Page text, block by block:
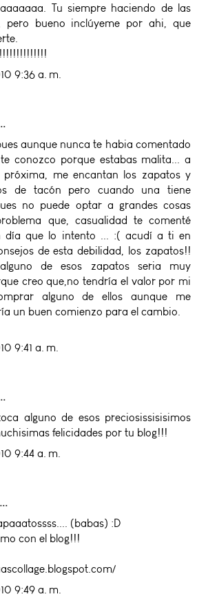
Tu siempre haciendo de las
pero bueno inclúyeme por ahi, que
9:36 a. m.
aunque nunca te habia comentado
conozco porque estabas malita... a
me encantan los zapatos y
de tacón pero cuando una tiene
no puede optar a grandes cosas
que, casualidad te comenté
día que lo intento ... :( acudí a ti en
de esta debilidad, los zapatos!!
de esos zapatos seria muy
creo que,no tendría el valor por mi
alguno de ellos aunque me
un buen comienzo para el cambio.
9:41 a. m.
alguno de esos preciosissisisimos
felicidades por tu blog!!!
9:44 a. m.
(babas) :D
con el blog!!!
9:49 a. m.